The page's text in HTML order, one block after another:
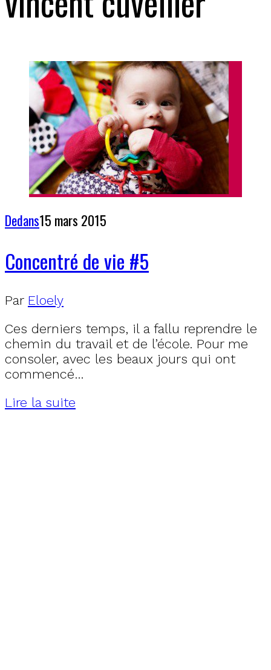
Dedans15 mars 2015
Concentré de vie #5
Par Eloely
Ces derniers temps, il a fallu reprendre le
chemin du travail et de l’école. Pour me
consoler, avec les beaux jours qui ont
commencé…
Lire la suite